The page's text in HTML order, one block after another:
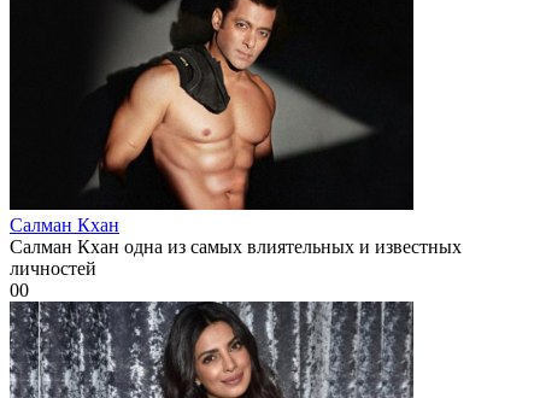
Салман Кхан
Салман Кхан одна из самых влиятельных и известных
личностей
00